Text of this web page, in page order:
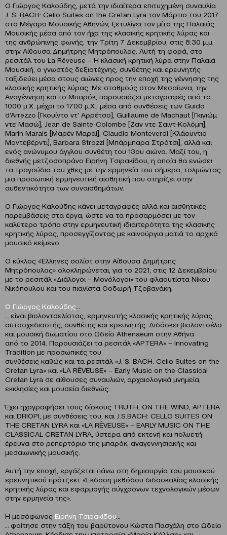
Ο Γιώργος Καλούδης, μετά την ιδιαίτερα επιτυχημένη συναυλία
J. S. BACH: Cello Suites on the Cretan Lyra τον Μάρτιο του 2017
στο Μέγαρο Μουσικής Αθηνών, ξετυλίγει τον μίτο της Παλαιάς
Μουσικής μέσα από τον ήχο της κλασικής κρητικής λύρας και
της ανθρώπινης φωνής, την Τρίτη 7 Δεκεμβρίου, στις 8:30 μ.μ.
στην Αίθουσα Δημήτρης Μητρόπουλος. Αυτή τη φορά, στο
ρεσιτάλ του La Rêveuse – H κλασική κρητική λύρα στην Παλαιά
Μουσική, ο γνωστός δεξιοτέχνης, συνθέτης και ερευνητής
ταξιδεύει μέσα στους αιώνες προς την εποχή της γέννησης της
κλασικής κρητικής λύρας. Με σταθμούς στον Μεσαίωνα, την
Αναγέννηση και το Μπαρόκ, παρουσιάζει μεταγραφές από το
1000 μ.Χ. μέχρι το 1700 μ.Χ., μέσα από συνθέσεις των Guido
d’Arrezzo [Γκουίντο ντ’ Αρρέτσο], Guillaume de Machaut [Γκιγιώμ
ντε Μασώ], Jean de Sainte-Colombe [Ζαν ντε Σαιντ-Κολόμπ],
Marin Marais [Mαρέν Μαραί], Claudio Monteverdi [Κλάουντιο
Μοντεβέρντι], Barbara Strozzi [Μπάρμπαρα Στρότσι], αλλά και
ενός ανώνυμου άγγλου συνθέτη του 13ου αιώνα. Μαζί του, η
διεθνής μετζοσοπράνο Ειρήνη Τσιρακίδου, η οποία θα ενώσει
τα τραγούδια του χθες με την ερμηνεία του σήμερα, τολμώντας
μια προσωπική ερμηνευτική αισθητική που στηρίζει στην
αυθεντικότητα των συναισθημάτων.
Ο Γιώργος Καλούδης κάνει μεταγραφές αλλά και αισθητικές
παρεμβάσεις στα έργα, ώστε να τα προσαρμόσει με τον
καλύτερο τρόπο στην ερμηνευτική ιδιαιτερότητα της κλασικής
κρητικής λύρας, προσεγγίζοντας με καινούργια ματιά το αρχικό
μουσικό κείμενο.
Ο κύκλος «Έλληνες σολίστ στην Αίθουσα Δημήτρης
Μητρόπουλος» ολοκληρώνεται, για το 2021, στις 12 Δεκεμβρίου
με το ρεσιτάλ «Διάλογοι – Μονόλογοι» του φλαουτίστα Νίκου
Νικόπουλου και του πιανίστα Θοδωρή Τζοβανάκη.
Ο Γιώργος Καλούδης
… είναι βιολοντσελίστας, ερμηνευτής κλασικής κρητικής λύρας,
αυτοσχεδιαστής, συνθέτης και ερευνητής. Διδάσκει βιολοντσέλο
και μουσική δωματίου στο Ωδείο Athenaeum στην Αθήνα
από το 2014. Παρουσιάζει τα ρεσιτάλ «APTERA» – Innovating
Tradition με προσωπικές του
συνθέσεις καθώς και τα ρεσιτάλ «J. S. BACH: Cello Suites on the
Cretan Lyra» και «LA RÊVEUSE» – Early Music on the Classical
Cretan Lyra σε αίθουσες συναυλιών, αρχαιολογικά μνημεία,
εκκλησίες και μουσεία διεθνώς.
Έχει ηχογραφήσει τους δίσκους TRUTH, ON THE WIND, APTERA
και DRIOPI, με συνθέσεις του, και J.S.BACH: CELLO SUITES ON
THE CRETAN LYRA και «LA RÊVEUSE» – EARLY MUSIC ON THE
CLASSICAL CRETAN LYRA, ύστερα από εκτενή και πολυετή
έρευνα στο ρεπερτόριο της μπαρόκ, αναγεννησιακής και
μεσαιωνικής μουσικής.
Αυτή την εποχή, εργάζεται πάνω στη δημιουργία του μουσικού
ερευνητικού πρότζεκτ «Έκδοση μεθόδου διδασκαλίας κλασικής
κρητικής λύρας και εφαρμογής σύγχρονων τεχνολογικών μέσων
στην ερμηνεία της».
Η μεσόφωνος Ειρήνη Τσιρακίδου
… φοίτησε στην τάξη του βαρύτονου Κώστα Πασχάλη στο Ωδείο